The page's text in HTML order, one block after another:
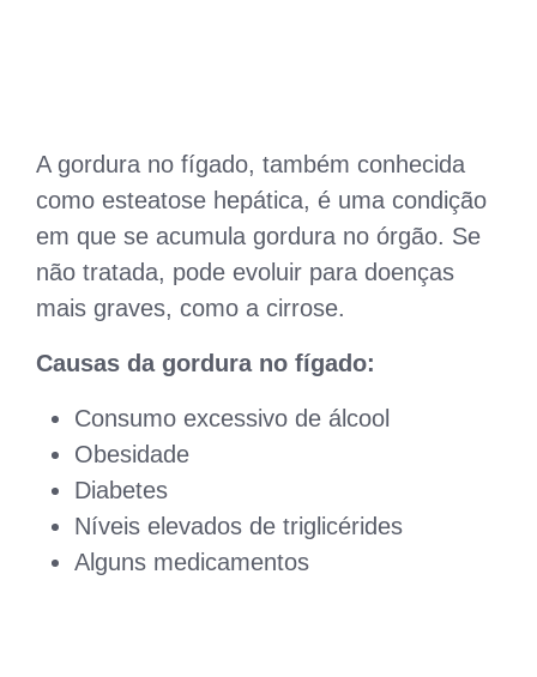
A gordura no fígado, também conhecida
como esteatose hepática, é uma condição
em que se acumula gordura no órgão. Se
não tratada, pode evoluir para doenças
mais graves, como a cirrose.
Causas da gordura no fígado:
Consumo excessivo de álcool
Obesidade
Diabetes
Níveis elevados de triglicérides
Alguns medicamentos